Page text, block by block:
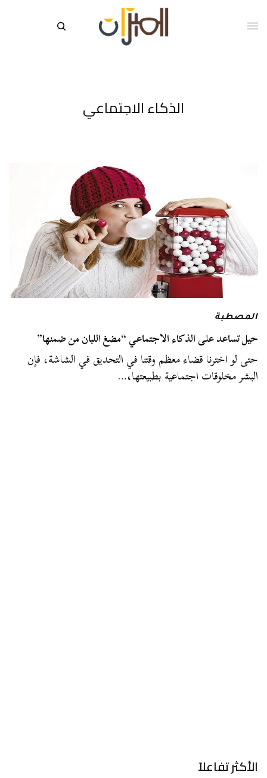
الذكاء الاجتماعي
المصطبة
حيل تساعد على الذكاء الاجتماعي “مضغ اللبان من ضمنها”
حتى لو اخترنا قضاء معظم وقتنا في التحديق في الشاشة، فإن
البشر مخلوقات اجتماعية بطبيعتها،…
الأكثر تفاعلاً